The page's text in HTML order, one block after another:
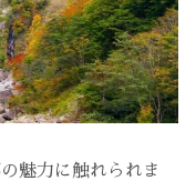
魅力に触れられま